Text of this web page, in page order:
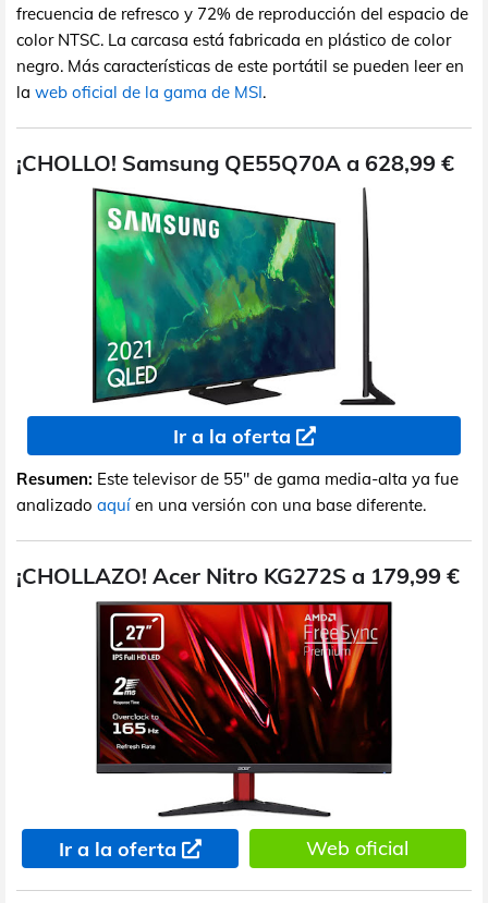
frecuencia de refresco y 72% de reproducción del espacio de
color NTSC. La carcasa está fabricada en plástico de color
negro. Más características de este portátil se pueden leer en
la web oficial de la gama de MSI.
¡CHOLLO! Samsung QE55Q70A a 628,99 €
Ir a la oferta
Resumen: Este televisor de 55" de gama media-alta ya fue
analizado aquí en una versión con una base diferente.
¡CHOLLAZO! Acer Nitro KG272S a 179,99 €
Ir a la oferta Web oficial